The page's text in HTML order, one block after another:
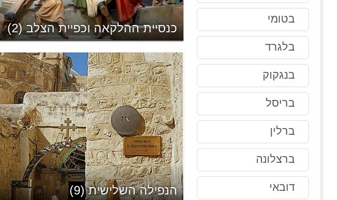
בטומי
בלגרד
בנגקוק
בריסל
ברלין
ברצלונה
דובאי
כנסיית ההלקאה וכפיית הצלב (2)
הנפילה השלישית (9)